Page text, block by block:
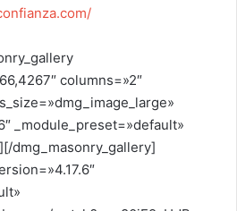
columns=»2″
_module_preset=»default»
dmg_masonry_gallery]